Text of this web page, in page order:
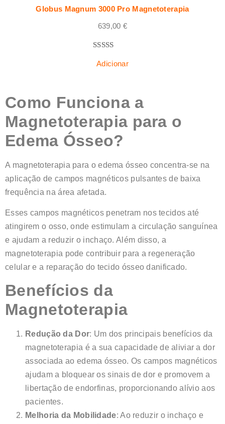
de clientes
Globus Magnum 3000 Pro Magnetoterapia
639,00 €
com5.00
classificações
Adicionar
Como Funciona a
Magnetoterapia para o
Edema Ósseo?
A magnetoterapia para o edema ósseo concentra-se na
aplicação de campos magnéticos pulsantes de baixa
frequência na área afetada.
Esses campos magnéticos penetram nos tecidos até
atingirem o osso, onde estimulam a circulação sanguínea
e ajudam a reduzir o inchaço. Além disso, a
magnetoterapia pode contribuir para a regeneração
celular e a reparação do tecido ósseo danificado.
Benefícios da
Magnetoterapia
Redução da Dor: Um dos principais benefícios da
magnetoterapia é a sua capacidade de aliviar a dor
associada ao edema ósseo. Os campos magnéticos
ajudam a bloquear os sinais de dor e promovem a
libertação de endorfinas, proporcionando alívio aos
pacientes.
Melhoria da Mobilidade: Ao reduzir o inchaço e